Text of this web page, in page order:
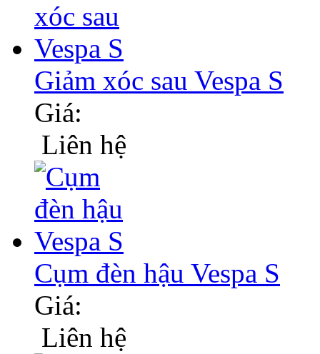
Giảm xóc sau Vespa S
Giá:
Liên hệ
Cụm đèn hậu Vespa S
Giá:
Liên hệ